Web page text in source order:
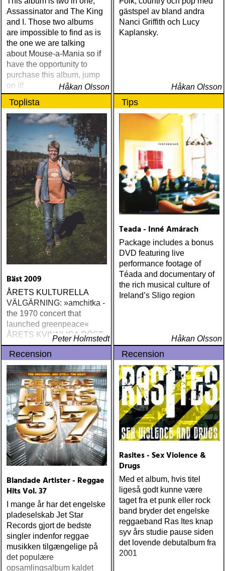
Assassinator and The King
and I. Those two albums
are impossible to find as is
the one we are talking
about Mouse-a-Mania so if
have the opportunity to
purchase this album, jump
on it!
Håkan Olsson
gästspel av bland andra
Nanci Griffith och Lucy
Kaplansky.
Håkan Olsson
Toplista
Bäst 2009
ÅRETS KULTURELLA
VÄLGÄRNING: »amchitka -
the 1970 concert that
launched greenpeace«
ÅRETS KVINNLIGA RÖST:
amy allison : sheffield
streets (urban myth)
ÅRETS SKILSMÄSSA:
amy speace : the killer in
me (wildflower) ÅRETS
WILLIE NELSON; bob
cheevers : tall texas tales
(inbred) ÅRETS PLATTA,
ALLA KATEGORIER, HELT
ENKELT: citizen k : meet
citizen k (paraply) ÅRETS
MANLIGA RÖST: clarence
(hyena) ÅRETS GILLIAN
WELCH: dave rawlings
machine : a friend of a
friend (acony) ÅRETS
MEST UNDANGÖMDA:
david mead : almost &
always (david mead)
ÅRETS FLEET
FOXES/LOW ANTHEM:
Peter Holmstedt
Tips
Teada - Inné Amárach
Package includes a bonus
DVD featuring live
performance footage of
Téada and documentary of
the rich musical culture of
Ireland’s Sligo region
Håkan Olsson
Recension
Blandade Artister - Reggae
Hits Vol. 37
I mange år har det engelske
pladeselskab Jet Star
Records gjort de bedste
singler indenfor reggae
musikken tilgængelige på
det populære
opsamlingsalbum kaldet
Recension
Rasites - Sex Violence &
Drugs
Med et album, hvis titel
ligeså godt kunne være
taget fra et punk eller rock
band bryder det engelske
reggaeband Ras Ites knap
syv års studie pause siden
det lovende debutalbum fra
2001